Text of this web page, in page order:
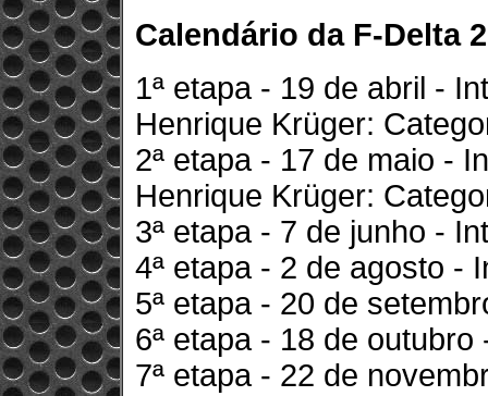
Calendário da F-Delta
1ª etapa - 19 de abril -
Henrique Krüger:
2ª etapa - 17 de maio -
Henrique Krüger:
3ª etapa - 7 de junho -
4ª etapa - 2 de agosto -
5ª etapa - 20 de
6ª etapa - 18 de outubro
7ª etapa - 22 de